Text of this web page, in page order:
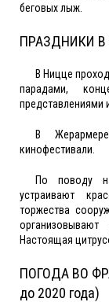
беговых лыж.
ПРАЗДНИКИ В
В Ницце
парадами,
представлениями
В
кинофестивали.
По поводу
устраивают
торжества
Настоящая
ПОГОДА ВО
до 2020 года)